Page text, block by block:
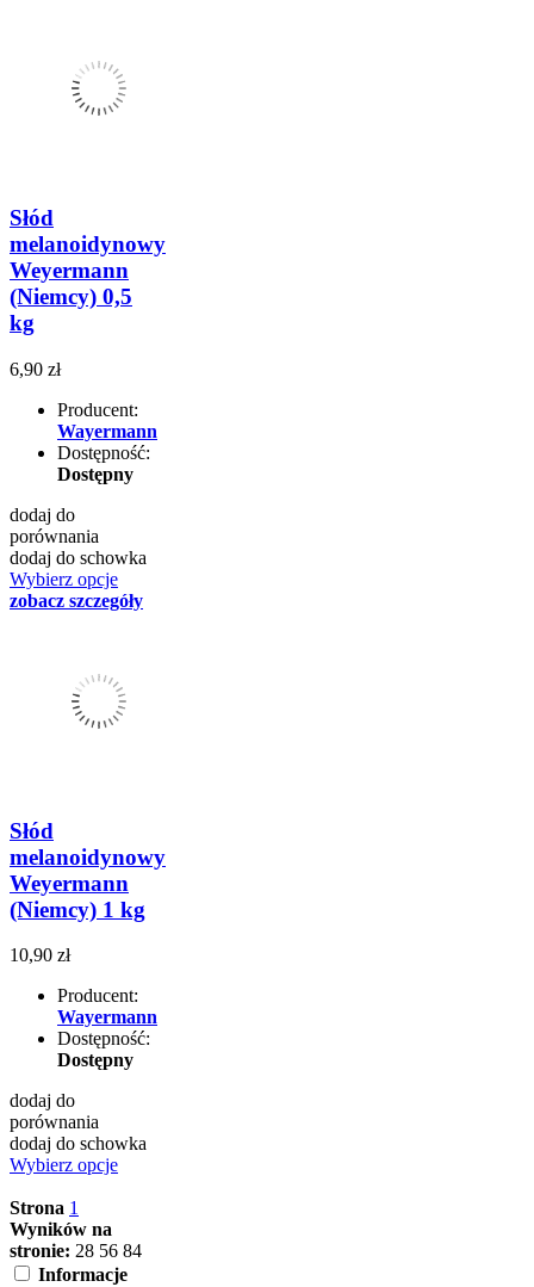
Słód
melanoidynowy
Weyermann
(Niemcy) 0,5
kg
6,90 zł
Producent:
Wayermann
Dostępność:
Dostępny
dodaj do
porównania
dodaj do schowka
Wybierz opcje
zobacz szczegóły
Słód
melanoidynowy
Weyermann
(Niemcy) 1 kg
10,90 zł
Producent:
Wayermann
Dostępność:
Dostępny
dodaj do
porównania
dodaj do schowka
Wybierz opcje
Strona 1
Wyników na
stronie: 28 56 84
Informacje